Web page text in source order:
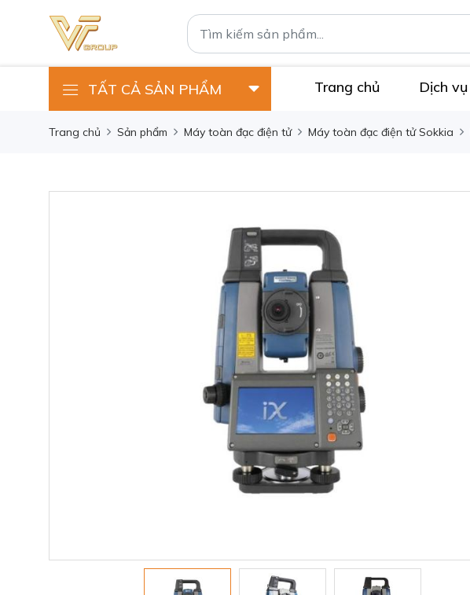
TẤT CẢ SẢN PHẨM Trang chủ Dịch vụ
Trang chủ Sản phẩm Máy toàn đạc điện tử Máy toàn đạc điện tử Sokkia